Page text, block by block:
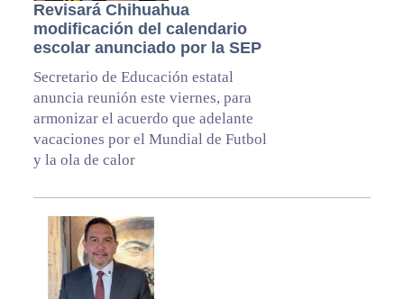
Revisará Chihuahua
modificación del calendario
escolar anunciado por la SEP
Secretario de Educación estatal
anuncia reunión este viernes, para
armonizar el acuerdo que adelante
vacaciones por el Mundial de Futbol
y la ola de calor